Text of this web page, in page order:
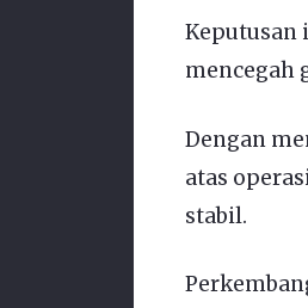
Keputusan
mencegah
Dengan
atas
stabil.